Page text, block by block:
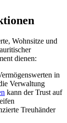
Wohnsitze und
dienen:
in
Verwaltung
kann der Trust auf
Treuhänder